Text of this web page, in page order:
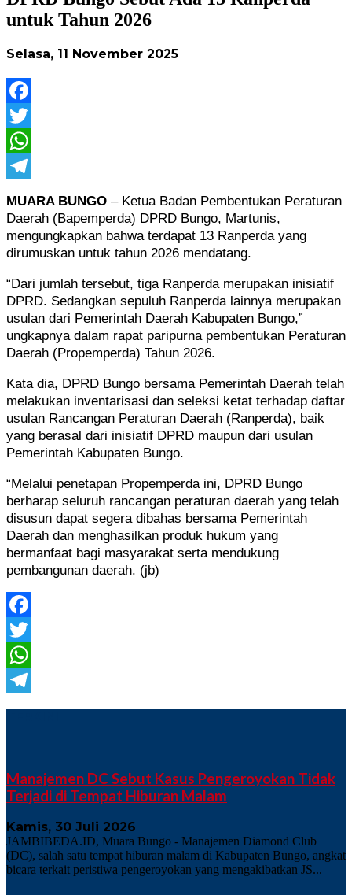
untuk Tahun 2026
Selasa, 11 November 2025
Facebook
Twitter
WhatsApp
MUARA BUNGO – Ketua Badan Pembentukan Peraturan
Daerah (Bapemperda) DPRD Bungo, Martunis,
mengungkapkan bahwa terdapat 13 Ranperda yang
dirumuskan untuk tahun 2026 mendatang.
“Dari jumlah tersebut, tiga Ranperda merupakan inisiatif
DPRD. Sedangkan sepuluh Ranperda lainnya merupakan
usulan dari Pemerintah Daerah Kabupaten Bungo,”
ungkapnya dalam rapat paripurna pembentukan Peraturan
Daerah (Propemperda) Tahun 2026.
Kata dia, DPRD Bungo bersama Pemerintah Daerah telah
melakukan inventarisasi dan seleksi ketat terhadap daftar
usulan Rancangan Peraturan Daerah (Ranperda), baik
yang berasal dari inisiatif DPRD maupun dari usulan
Pemerintah Kabupaten Bungo.
“Melalui penetapan Propemperda ini, DPRD Bungo
berharap seluruh rancangan peraturan daerah yang telah
disusun dapat segera dibahas bersama Pemerintah
Daerah dan menghasilkan produk hukum yang
bermanfaat bagi masyarakat serta mendukung
pembangunan daerah. (jb)
Facebook
Twitter
WhatsApp
Manajemen DC Sebut Kasus Pengeroyokan Tidak
Terjadi di Tempat Hiburan Malam
Kamis, 30 Juli 2026
JAMBIBEDA.ID, Muara Bungo - Manajemen Diamond Club
(DC), salah satu tempat hiburan malam di Kabupaten Bungo, angkat
bicara terkait peristiwa pengeroyokan yang mengakibatkan JS...